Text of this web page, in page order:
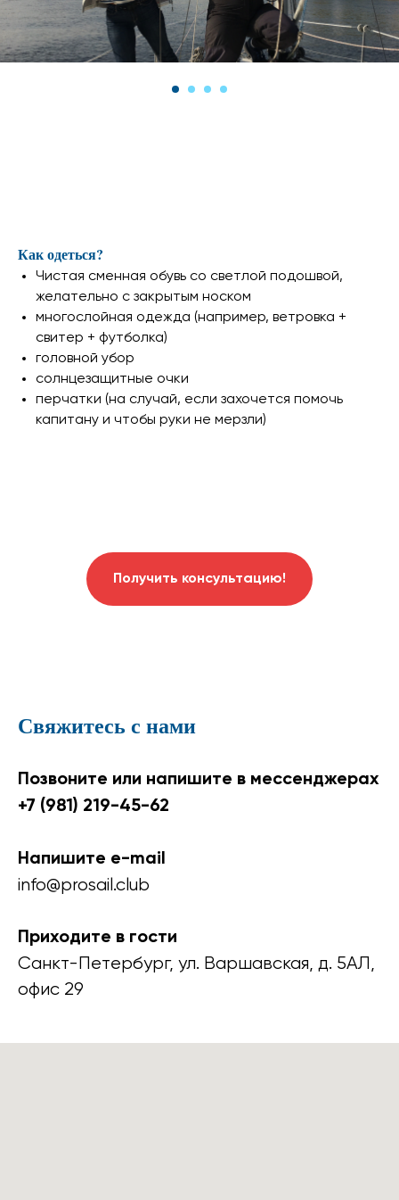
Как одеться?
Чистая сменная обувь со светлой подошвой,
желательно с закрытым носком
многослойная одежда (например, ветровка +
свитер + футболка)
головной убор
солнцезащитные очки
перчатки (на случай, если захочется помочь
капитану и чтобы руки не мерзли)
Получить консультацию!
Свяжитесь с нами
Позвоните или напишите в мессенджерах
+7 (981) 219-45-62
Напишите e-mail
info@prosail.club
Приходите в гости
Санкт-Петербург, ул. Варшавская, д. 5АЛ,
офис 29